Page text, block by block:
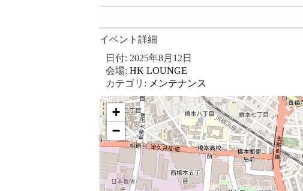
イベント詳細
日付: 2025年8月12日
会場: HK LOUNGE
カテゴリ: メンテナンス
+
−